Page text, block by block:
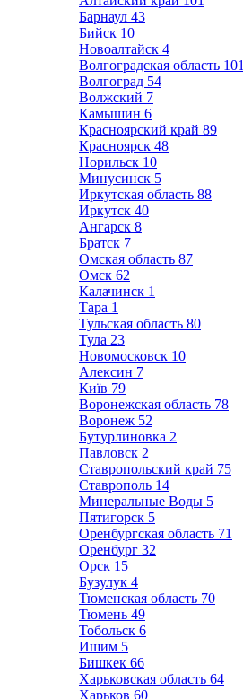
Барнаул 43
Бийск 10
Новоалтайск 4
Волгоградская область 101
Волгоград 54
Волжский 7
Камышин 6
Красноярский край 89
Красноярск 48
Норильск 10
Минусинск 5
Иркутская область 88
Иркутск 40
Ангарск 8
Братск 7
Омская область 87
Омск 62
Калачинск 1
Тара 1
Тульская область 80
Тула 23
Новомосковск 10
Алексин 7
Київ 79
Воронежская область 78
Воронеж 52
Бутурлиновка 2
Павловск 2
Ставропольский край 75
Ставрополь 14
Минеральные Воды 5
Пятигорск 5
Оренбургская область 71
Оренбург 32
Орск 15
Бузулук 4
Тюменская область 70
Тюмень 49
Тобольск 6
Ишим 5
Бишкек 66
Харьковская область 64
Харьков 60